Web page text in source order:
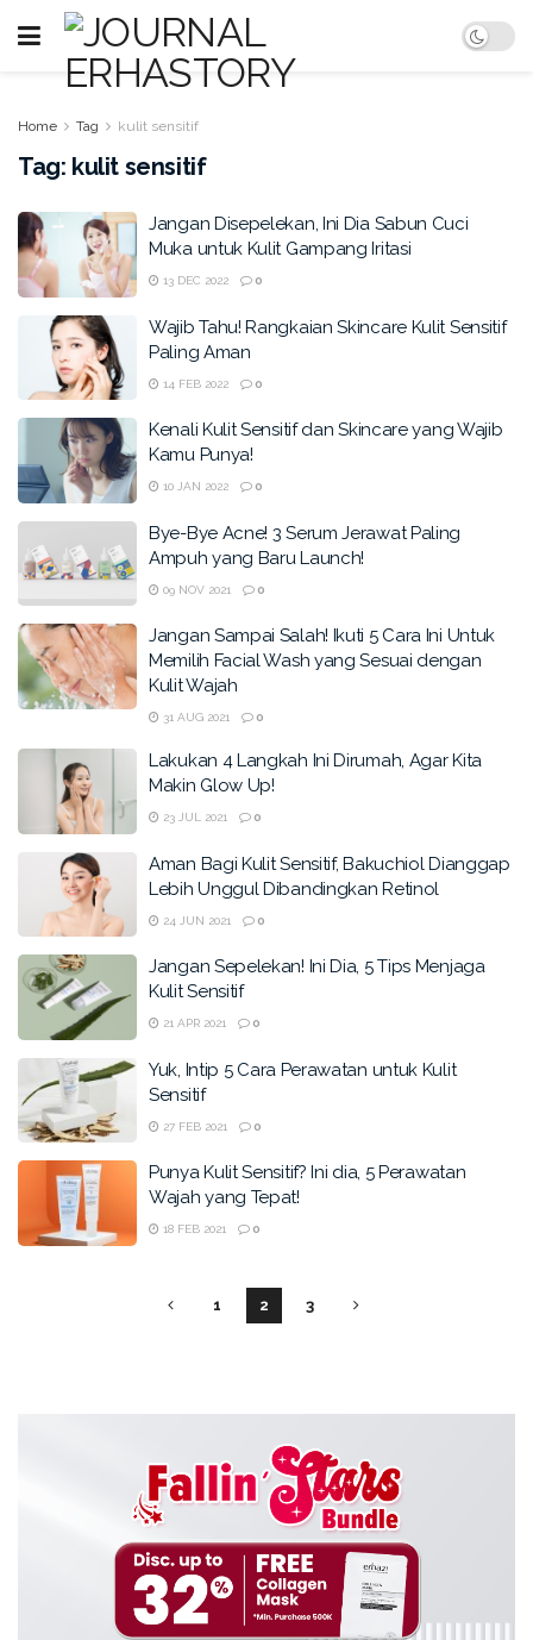
Home Tag kulit sensitif
Tag: kulit sensitif
Jangan Disepelekan, Ini Dia Sabun Cuci
Muka untuk Kulit Gampang Iritasi
13 DEC 2022 0
Wajib Tahu! Rangkaian Skincare Kulit Sensitif
Paling Aman
14 FEB 2022 0
Kenali Kulit Sensitif dan Skincare yang Wajib
Kamu Punya!
10 JAN 2022 0
Bye-Bye Acne! 3 Serum Jerawat Paling
Ampuh yang Baru Launch!
09 NOV 2021 0
Jangan Sampai Salah! Ikuti 5 Cara Ini Untuk
Memilih Facial Wash yang Sesuai dengan
Kulit Wajah
31 AUG 2021 0
Lakukan 4 Langkah Ini Dirumah, Agar Kita
Makin Glow Up!
23 JUL 2021 0
Aman Bagi Kulit Sensitif, Bakuchiol Dianggap
Lebih Unggul Dibandingkan Retinol
24 JUN 2021 0
Jangan Sepelekan! Ini Dia, 5 Tips Menjaga
Kulit Sensitif
21 APR 2021 0
Yuk, Intip 5 Cara Perawatan untuk Kulit
Sensitif
27 FEB 2021 0
Punya Kulit Sensitif? Ini dia, 5 Perawatan
Wajah yang Tepat!
18 FEB 2021 0
1 2 3